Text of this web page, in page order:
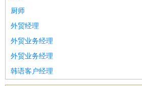
厨师
外贸经理
外贸业务经理
外贸业务经理
韩语客户经理